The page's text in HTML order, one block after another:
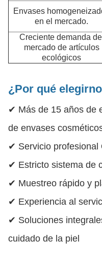
Envases
en el mercado.
Creciente demanda del
mercado de artículos
ecológicos
¿Por qué
✔ Más de 15 años de
de envases
✔ Servicio profesional
✔ Estricto sistema de
✔ Muestreo rápido y
✔ Experiencia al
✔ Soluciones
cuidado de la piel